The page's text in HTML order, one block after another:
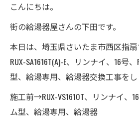
こんにちは。
街の給湯器屋さんの下田です。
本日は、埼玉県さいたま市西区指扇
RUX-SA1616T(A)-E、リンナイ、16号
型、給湯専用、給湯器交換工事をし
施工前→RUX-VS1610T、リンナイ、
ム型、給湯専用、給湯器